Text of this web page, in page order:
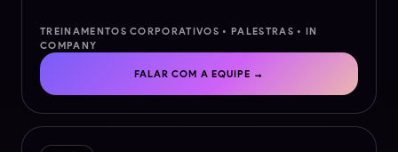
TREINAMENTOS CORPORATIVOS • PALESTRAS • IN
COMPANY
FALAR COM A EQUIPE →